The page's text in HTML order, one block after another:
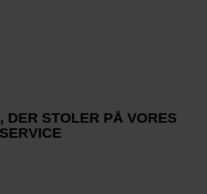
DER STOLER PÅ VORES
SERVICE